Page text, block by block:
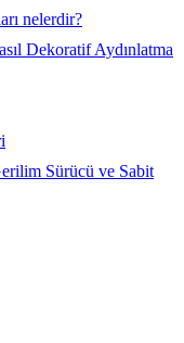
nelerdir?
Dekoratif Aydınlatma
Sürücü ve Sabit